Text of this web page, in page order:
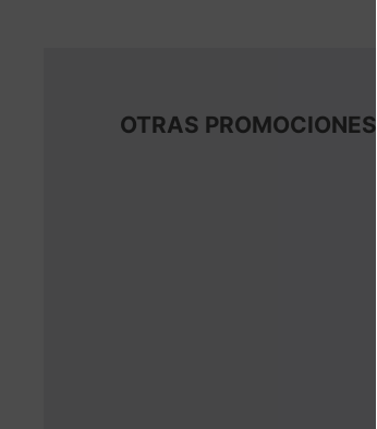
OTRAS PROMOCIONES